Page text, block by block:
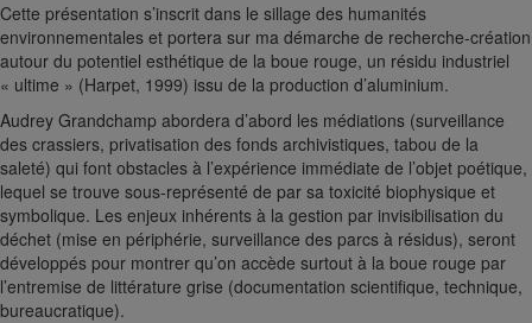
Cette présentation s’inscrit dans le sillage des humanités
environnementales et portera sur ma démarche de recherche-création
autour du potentiel esthétique de la boue rouge, un résidu industriel
« ultime » (Harpet, 1999) issu de la production d’aluminium.
Audrey Grandchamp abordera d’abord les médiations (surveillance
des crassiers, privatisation des fonds archivistiques, tabou de la
saleté) qui font obstacles à l’expérience immédiate de l’objet poétique,
lequel se trouve sous-représenté de par sa toxicité biophysique et
symbolique. Les enjeux inhérents à la gestion par invisibilisation du
déchet (mise en périphérie, surveillance des parcs à résidus), seront
développés pour montrer qu’on accède surtout à la boue rouge par
l’entremise de littérature grise (documentation scientifique, technique,
bureaucratique).